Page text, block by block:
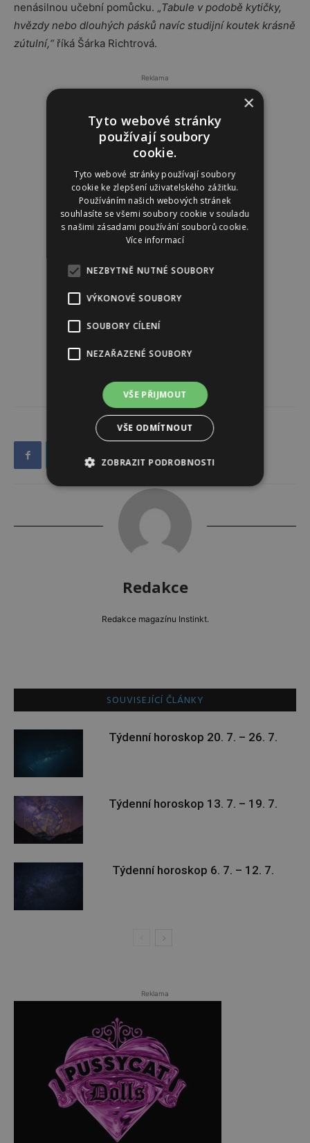
nenásilnou učební pomůcku. „Tabule v podobě kytičky,
hvězdy nebo dlouhých pásků navíc studijní koutek krásně
zútulní,“říká Šárka Richtrová.
Reklama
Redakce
Redakce magazínu Instinkt.
SOUVISEJÍCÍ ČLÁNKY
Týdenní horoskop 20. 7. – 26. 7.
Týdenní horoskop 13. 7. – 19. 7.
Týdenní horoskop 6. 7. – 12. 7.
Reklama
×
Tyto webové stránky
používají soubory
cookie.
Tyto webové stránky používají soubory
cookie ke zlepšení uživatelského zážitku.
Používáním našich webových stránek
souhlasíte se všemi soubory cookie v souladu
s našimi zásadami používání souborů cookie.
Více informací
NEZBYTNĚ NUTNÉ SOUBORY
VÝKONOVÉ SOUBORY
SOUBORY CÍLENÍ
NEZAŘAZENÉ SOUBORY
VŠE PŘIJMOUT
VŠE ODMÍTNOUT
ZOBRAZIT PODROBNOSTI